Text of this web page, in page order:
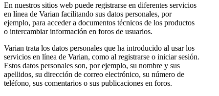
En nuestros sitios web puede registrarse en diferentes servicios
en línea de Varian facilitando sus datos personales, por
ejemplo, para acceder a documentos técnicos de los productos
o intercambiar información en foros de usuarios.
Varian trata los datos personales que ha introducido al usar los
servicios en línea de Varian, como al registrarse o iniciar sesión.
Estos datos personales son, por ejemplo, su nombre y sus
apellidos, su dirección de correo electrónico, su número de
teléfono, sus comentarios o sus publicaciones en foros.